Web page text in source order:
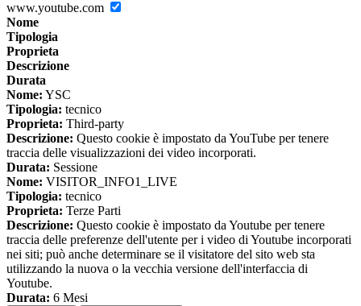
www.youtube.com
Nome
Tipologia
Proprieta
Descrizione
Durata
Nome: YSC
Tipologia: tecnico
Proprieta: Third-party
Descrizione: Questo cookie è impostato da YouTube per tenere
traccia delle visualizzazioni dei video incorporati.
Durata: Sessione
Nome: VISITOR_INFO1_LIVE
Tipologia: tecnico
Proprieta: Terze Parti
Descrizione: Questo cookie è impostato da Youtube per tenere
traccia delle preferenze dell'utente per i video di Youtube incorporati
nei siti; può anche determinare se il visitatore del sito web sta
utilizzando la nuova o la vecchia versione dell'interfaccia di
Youtube.
Durata: 6 Mesi